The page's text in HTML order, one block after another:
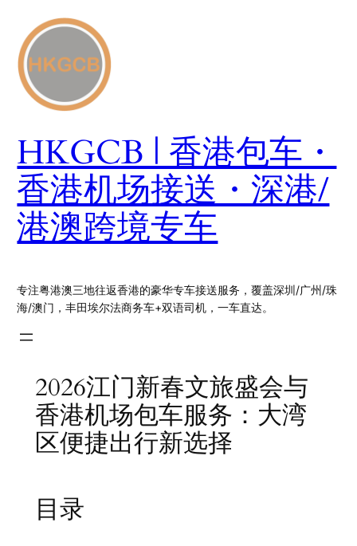
内
容
HKGCB | 香港包车・
香港机场接送・深港/
港澳跨境专车
专注粤港澳三地往返香港的豪华专车接送服务，覆盖深圳/广州/珠
海/澳门，丰田埃尔法商务车+双语司机，一车直达。
2026江门新春文旅盛会与
香港机场包车服务：大湾
区便捷出行新选择
目录